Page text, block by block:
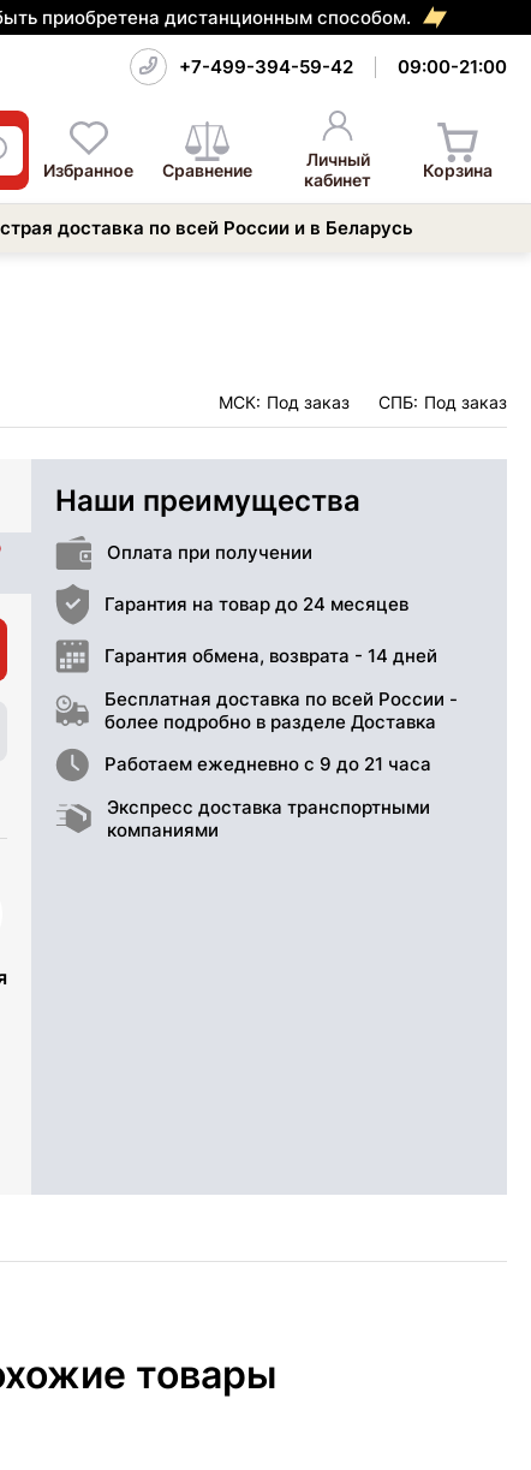
приобретена дистанционным способом.
+7-499-394-59-42 09:00-21:00
Избранное Сравнение
Личный
кабинет
Корзина
доставка по всей России и в Беларусь
МСК: Под заказ СПБ: Под заказ
Наши преимущества
Оплата при получении
Гарантия на товар до 24 месяцев
Гарантия обмена, возврата - 14 дней
Бесплатная доставка по всей России -
более подробно в разделе Доставка
Работаем ежедневно с 9 до 21 часа
Экспресс доставка транспортными
компаниями
товары